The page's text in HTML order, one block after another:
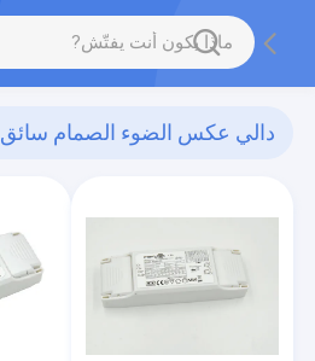
دالي عكس الضوء الصمام سائق